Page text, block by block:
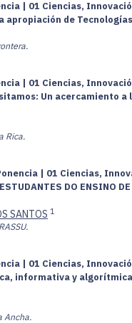
| 01 Ciencias,
apropiación de
| 01 Ciencias,
Un acercamiento
Rica.
| 01 Ciencias,
DO ENSINO
SANTOS 1
| 01 Ciencias,
informativa y algorítmica
Ancha.